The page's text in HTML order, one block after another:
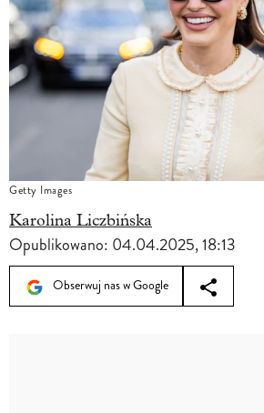
Getty Images
Karolina Liczbińska
Opublikowano: 04.04.2025, 18:13
Obserwuj nas w Google